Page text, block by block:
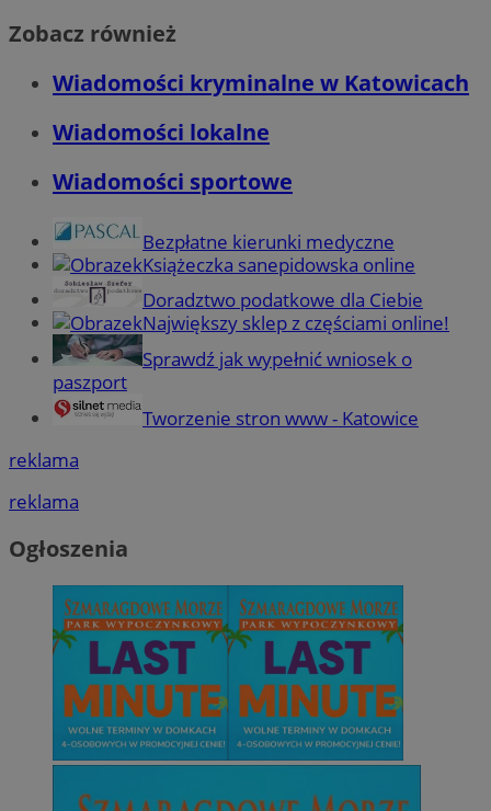
Zobacz również
Wiadomości kryminalne w Katowicach
Wiadomości lokalne
Wiadomości sportowe
Bezpłatne kierunki medyczne
Książeczka sanepidowska online
Doradztwo podatkowe dla Ciebie
Największy sklep z częściami online!
Sprawdź jak wypełnić wniosek o
paszport
Tworzenie stron www - Katowice
reklama
reklama
Ogłoszenia